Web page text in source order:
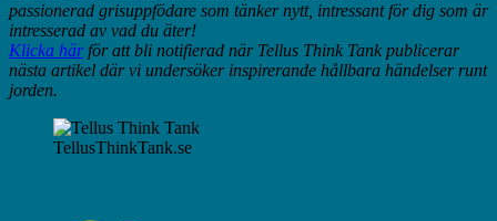
passionerad grisuppfödare som tänker nytt, intressant för dig som är
intresserad av vad du äter!
Klicka här för att bli notifierad när Tellus Think Tank publicerar
nästa artikel där vi undersöker inspirerande hållbara händelser runt
jorden.
TellusThinkTank.se